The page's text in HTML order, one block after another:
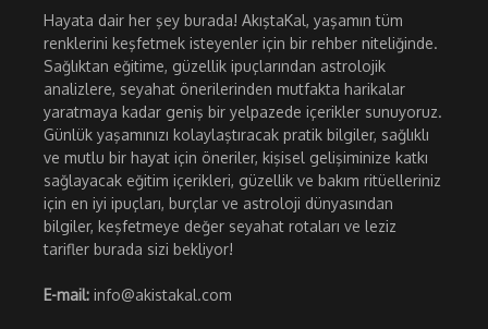
Hayata dair her şey burada! AkıştaKal, yaşamın tüm
renklerini keşfetmek isteyenler için bir rehber niteliğinde.
Sağlıktan eğitime, güzellik ipuçlarından astrolojik
analizlere, seyahat önerilerinden mutfakta harikalar
yaratmaya kadar geniş bir yelpazede içerikler sunuyoruz.
Günlük yaşamınızı kolaylaştıracak pratik bilgiler, sağlıklı
ve mutlu bir hayat için öneriler, kişisel gelişiminize katkı
sağlayacak eğitim içerikleri, güzellik ve bakım ritüelleriniz
için en iyi ipuçları, burçlar ve astroloji dünyasından
bilgiler, keşfetmeye değer seyahat rotaları ve leziz
tarifler burada sizi bekliyor!
E-mail: info@akistakal.com